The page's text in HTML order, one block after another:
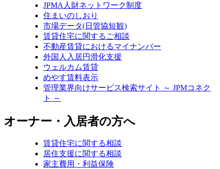
JPMA人財ネットワーク制度
住まいのしおり
市場データ(日管協短観)
賃貸住宅に関するご相談
不動産賃貸におけるマイナンバー
外国人入居円滑化支援
ウェルカム賃貸
めやす賃料表示
管理業界向けサービス検索サイト ～ JPMコネク
ト ～
オーナー・入居者の方へ
賃貸住宅に関する相談
居住支援に関する相談
家主費用・利益保険